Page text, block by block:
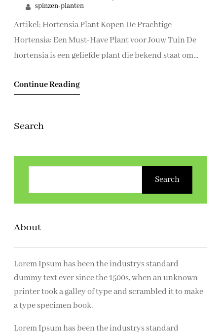
spinzen-planten
Artikel: Hortensia Plant Kopen De Prachtige
Hortensia: Een Must-Have Plant voor Jouw Tuin De
hortensia is een geliefde plant die bekend staat om
nu een ervaren tuinier bent of net begint met
Continue Reading
Search
k
n
Search
About
Lorem Ipsum has been the industrys standard
dummy text ever since the 1500s, when an unknown
printer took a galley of type and scrambled it to make
a type specimen book.
Lorem Ipsum has been the industrys standard